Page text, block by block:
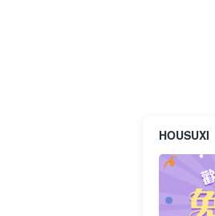
HOUSUXI